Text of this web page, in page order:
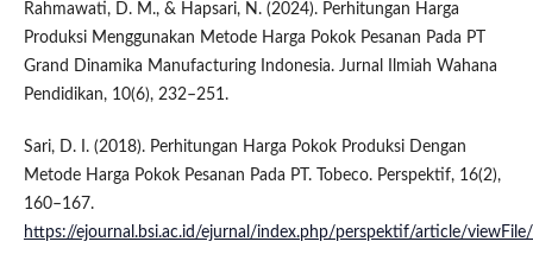
Rahmawati, D. M., & Hapsari, N. (2024). Perhitungan Harga
Produksi Menggunakan Metode Harga Pokok Pesanan Pada PT
Grand Dinamika Manufacturing Indonesia. Jurnal Ilmiah Wahana
Pendidikan, 10(6), 232–251.
Sari, D. I. (2018). Perhitungan Harga Pokok Produksi Dengan
Metode Harga Pokok Pesanan Pada PT. Tobeco. Perspektif, 16(2),
160–167.
https://ejournal.bsi.ac.id/ejurnal/index.php/perspektif/article/